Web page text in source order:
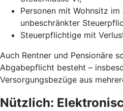
Personen mit Wohnsitz im
unbeschränkter
Steuerpflichtige mit
Auch Rentner und Pensionäre
Abgabepflicht besteht –
Versorgungsbezüge aus
Nützlich: